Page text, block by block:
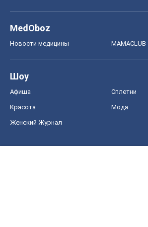
MedOboz
Новости медицины MAMACLUB
Шоу
Афиша Сплетни
Красота Мода
Женский Журнал